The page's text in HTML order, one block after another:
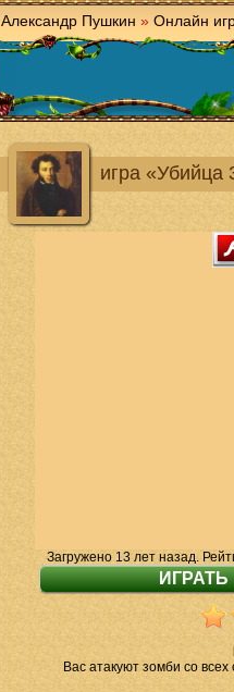
Александр Пушкин » Онлайн
игра «Убийца
Загружено 13 лет назад.
Вас атакуют зомби со